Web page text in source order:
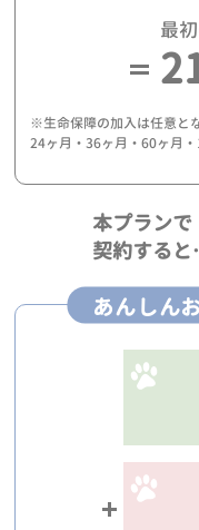
最
※生命保障の加入は任意と
24ヶ月・36ヶ月・60ヶ月・
本プランで
契約する
あんしん